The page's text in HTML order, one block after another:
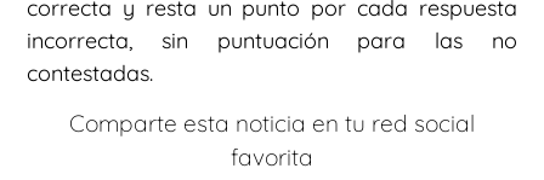
correcta y resta un punto por cada respuesta
incorrecta, sin puntuación para las no
contestadas.
Comparte esta noticia en tu red social
favorita